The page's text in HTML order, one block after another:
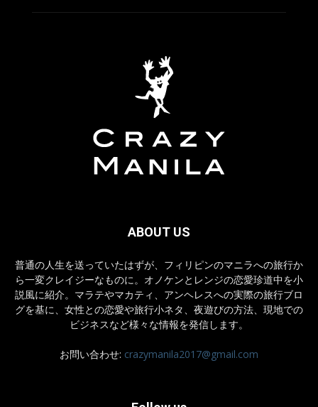
ABOUT US
普通の人生を送っていたはずが、フィリピンのマニラへの旅行か
ら一変クレイジーなものに。オノケンとレンジの恋愛珍道中を小
説風に紹介。マラテやマカティ、アンヘレスへの実際の旅行ブロ
グを基に、女性との恋愛や旅行小ネタ、夜遊びの方法、現地での
ビジネスなど様々な情報を発信します。
お問い合わせ: crazymanila2017@gmail.com